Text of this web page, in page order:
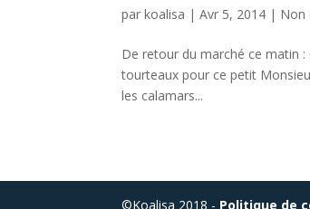
parkoalisa |Avr 5, 2014 | Non
De retour du marché ce matin
tourteaux pour ce petit
les calamars...
©Koalisa 2018 - Politique de